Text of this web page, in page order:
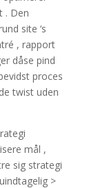
. Den
site ‘s
, rapport
dåse ​​pind
proces
twist uden
mål ,
sig strategi
>